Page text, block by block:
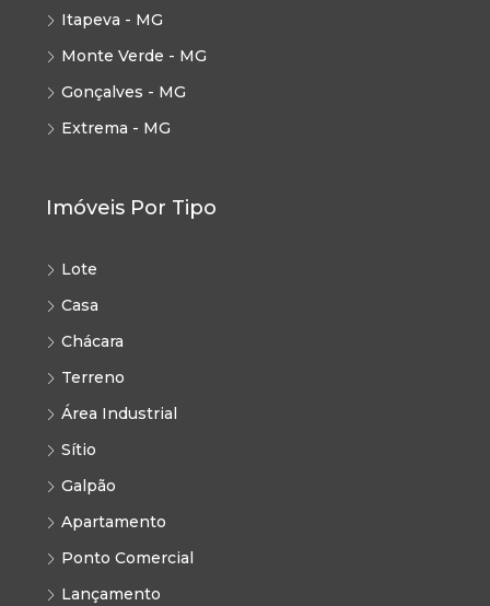
Itapeva - MG
Monte Verde - MG
Gonçalves - MG
Extrema - MG
Imóveis Por Tipo
Lote
Casa
Chácara
Terreno
Área Industrial
Sítio
Galpão
Apartamento
Ponto Comercial
Lançamento